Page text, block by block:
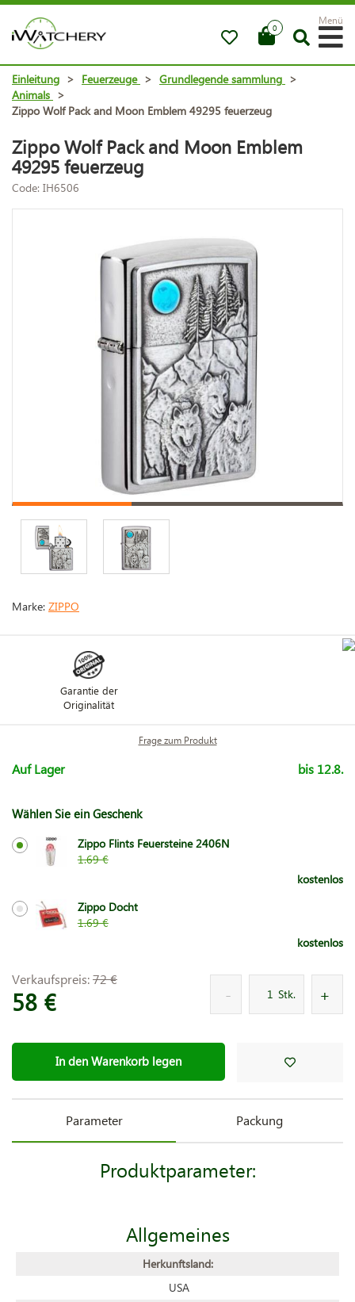
0
Menü
Einleitung > Feuerzeuge > Grundlegende sammlung >
Animals >
Zippo Wolf Pack and Moon Emblem 49295 feuerzeug
Zippo Wolf Pack and Moon Emblem
49295 feuerzeug
Code: IH6506
Marke: ZIPPO
Garantie der
Originalität
Frage zum Produkt
Auf Lager bis 12.8.
Wählen Sie ein Geschenk
Zippo Flints Feuersteine 2406N
1.69 €
kostenlos
Zippo Docht
1.69 €
kostenlos
Verkaufspreis:72 €
58 € Stk.
In den Warenkorb legen
Parameter Packung
Produktparameter:
Allgemeines
Herkunftsland:
USA